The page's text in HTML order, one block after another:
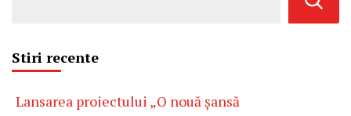
Stiri recente
Lansarea proiectului „O nouă șansă